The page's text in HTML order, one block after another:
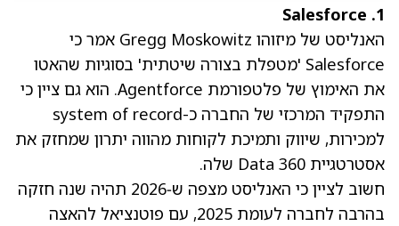
1. Salesforce
האנליסט של מיזוהו Gregg Moskowitz אמר כי
Salesforce 'מטפלת בצורה שיטתית' בסוגיות שהאטו
את האימוץ של פלטפורמת Agentforce. הוא גם ציין כי
התפקיד המרכזי של החברה כ-system of record
למכירות, שיווק ותמיכת לקוחות מהווה יתרון שמחזק את
אסטרטגיית Data 360 שלה.
חשוב לציין כי האנליסט מצפה ש‑2026 תהיה שנה חזקה
בהרבה לחברה לעומת 2025, עם פוטנציאל להאצה